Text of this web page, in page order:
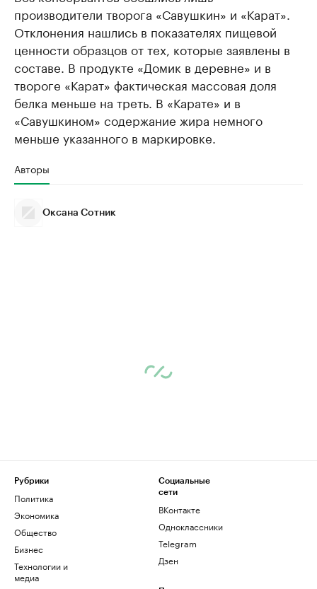
производители творога «Савушкин» и «Карат».
Отклонения нашлись в показателях пищевой
ценности образцов от тех, которые заявлены в
составе. В продукте «Домик в деревне» и в
твороге «Карат» фактическая массовая доля
белка меньше на треть. В «Карате» и в
«Савушкином» содержание жира немного
меньше указанного в маркировке.
Авторы
Оксана Сотник
Рубрики
Политика
Экономика
Общество
Бизнес
Технологии и
медиа
Социальные
сети
ВКонтакте
Одноклассники
Telegram
Дзен